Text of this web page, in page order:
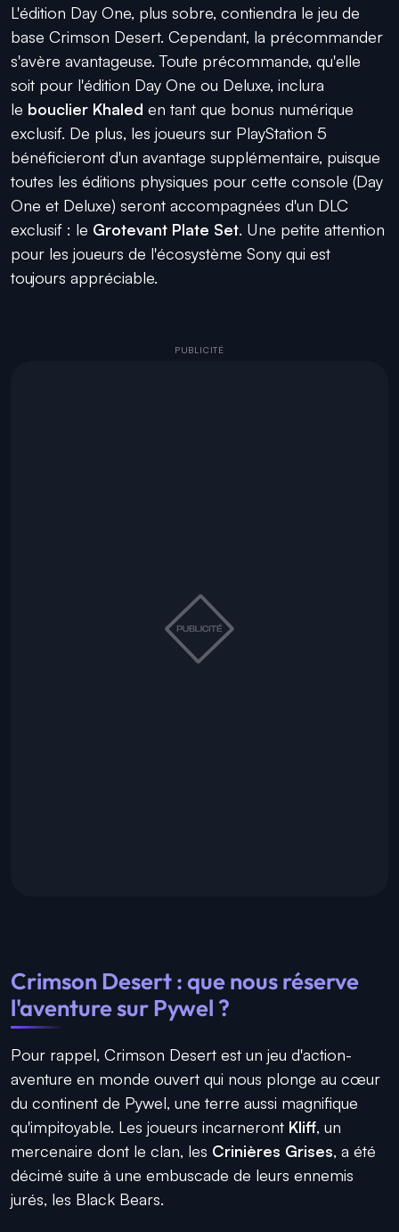
L'édition Day One, plus sobre, contiendra le jeu de
base Crimson Desert. Cependant, la précommander
s'avère avantageuse. Toute précommande, qu'elle
soit pour l'édition Day One ou Deluxe, inclura
le bouclier Khaled en tant que bonus numérique
exclusif. De plus, les joueurs sur PlayStation 5
bénéficieront d'un avantage supplémentaire, puisque
toutes les éditions physiques pour cette console (Day
One et Deluxe) seront accompagnées d'un DLC
exclusif : le Grotevant Plate Set. Une petite attention
pour les joueurs de l'écosystème Sony qui est
toujours appréciable.
Crimson Desert : que nous réserve
l'aventure sur Pywel ?
Pour rappel, Crimson Desert est un jeu d'action-
aventure en monde ouvert qui nous plonge au cœur
du continent de Pywel, une terre aussi magnifique
qu'impitoyable. Les joueurs incarneront Kliff, un
mercenaire dont le clan, les Crinières Grises, a été
décimé suite à une embuscade de leurs ennemis
jurés, les Black Bears.